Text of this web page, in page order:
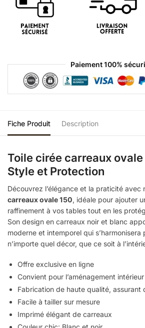
Paiement 100%
Fiche Produit Description
Toile cirée carreaux ovale
Style et Protection
Découvrez l’élégance et la praticité avec
carreaux ovale 150, idéale pour ajouter
raffinement à vos tables tout en les
Son design en carreaux noir et blanc
moderne et intemporel qui
n’importe quel décor, que ce soit à
Offre exclusive en ligne
Convient pour l’aménagement
Fabrication de haute qualité, assurant
Facile à tailler sur mesure
Imprimé élégant de carreaux